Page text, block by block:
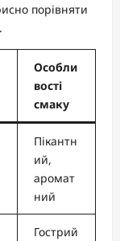
порівняти
Особли
вості
смаку
Пікантн
ий,
аромат
ний
Гострий